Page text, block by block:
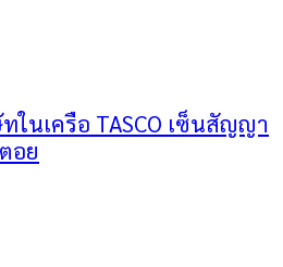
นเครือ TASCO เซ็นสัญญา
อย